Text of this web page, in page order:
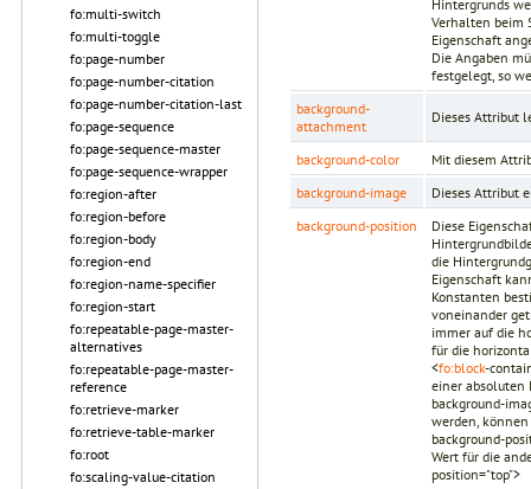
fo:multi-switch
fo:multi-toggle
fo:page-number
fo:page-number-citation
fo:page-number-citation-last
fo:page-sequence
fo:page-sequence-master
fo:page-sequence-wrapper
fo:region-after
fo:region-before
fo:region-body
fo:region-end
fo:region-name-specifier
fo:region-start
fo:repeatable-page-master-
alternatives
fo:repeatable-page-master-
reference
fo:retrieve-marker
fo:retrieve-table-marker
fo:root
fo:scaling-value-citation
Hintergrunds
Verhalten beim
Eigenschaft
Die Angaben
festgelegt, so
background-
attachment
Dieses Attribut
background-color
Mit diesem
background-image
Dieses Attribut
background-position
Diese
die
Eigenschaft
Konstanten
voneinander
immer auf die
für die
<fo:block-
einer absoluten
background-
werden,
background-
Wert für die
position="top">